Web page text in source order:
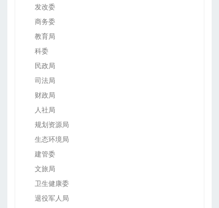
发改委
商务委
教育局
科委
民政局
司法局
财政局
人社局
规划资源局
生态环境局
建管委
文旅局
卫生健康委
退役军人局